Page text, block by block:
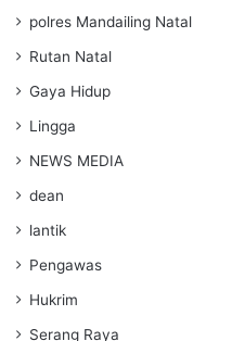
polres Mandailing Natal
Rutan Natal
Gaya Hidup
Lingga
NEWS MEDIA
dean
lantik
Pengawas
Hukrim
Serang Raya